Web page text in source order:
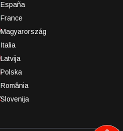
España
France
Magyarország
Italia
Latvija
Polska
România
Slovenija